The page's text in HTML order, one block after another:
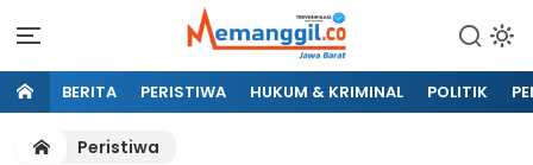
BERITA PERISTIWA HUKUM & KRIMINAL POLITIK
Peristiwa